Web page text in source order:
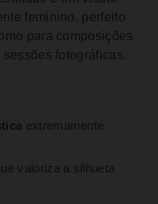
feminino, perfeito
para composições
fotográficas.
extremamente
valoriza a silhueta